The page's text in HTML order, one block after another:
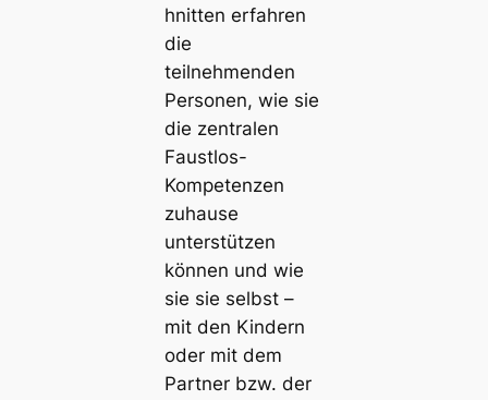
hnitten erfahren
die
teilnehmenden
Personen, wie sie
die zentralen
Faustlos-
Kompetenzen
zuhause
unterstützen
können und wie
sie sie selbst –
mit den Kindern
oder mit dem
Partner bzw. der